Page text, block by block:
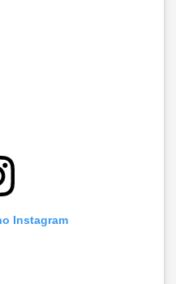
Instagram